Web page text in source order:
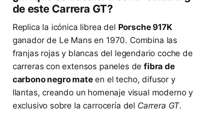
de este Carrera GT?
Replica la icónica librea del Porsche 917K
ganador de Le Mans en 1970. Combina las
franjas rojas y blancas del legendario coche de
carreras con extensos paneles defibra de
carbono negro mateen el techo, difusor y
llantas, creando un homenaje visual moderno y
exclusivo sobre la carrocería del Carrera GT.